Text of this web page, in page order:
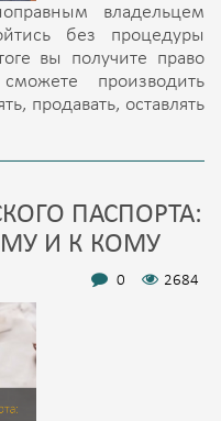
владельцем
без процедуры
вы получите право
производить
продавать, оставлять
ПАСПОРТА:
И К КОМУ
2684
0